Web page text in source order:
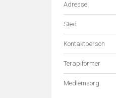
Adresse
Sted
Kontaktperson
Terapiformer
Medlemsorg.